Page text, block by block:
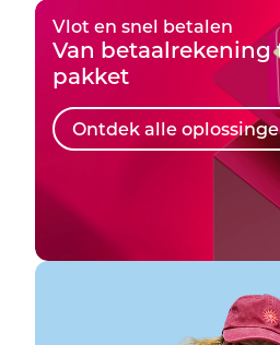
Vlot en snel betalen
Van
pakket
Ontdek alle